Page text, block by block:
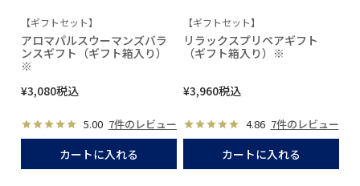
【ギフトセット】
アロマパルスウーマンズバラ
ンスギフト（ギフト箱入り）
※
¥3,080税込
5.00 7件のレビュー
カートに入れる
【ギフトセット】
リラックスプリペアギフト
（ギフト箱入り）※
¥3,960税込
4.86 7件のレビュー
カートに入れる